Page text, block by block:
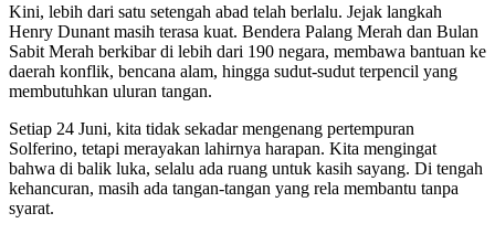
Kini, lebih dari satu setengah abad telah berlalu. Jejak langkah
Henry Dunant masih terasa kuat. Bendera Palang Merah dan Bulan
Sabit Merah berkibar di lebih dari 190 negara, membawa bantuan ke
daerah konflik, bencana alam, hingga sudut-sudut terpencil yang
membutuhkan uluran tangan.
Setiap 24 Juni, kita tidak sekadar mengenang pertempuran
Solferino, tetapi merayakan lahirnya harapan. Kita mengingat
bahwa di balik luka, selalu ada ruang untuk kasih sayang. Di tengah
kehancuran, masih ada tangan-tangan yang rela membantu tanpa
syarat.